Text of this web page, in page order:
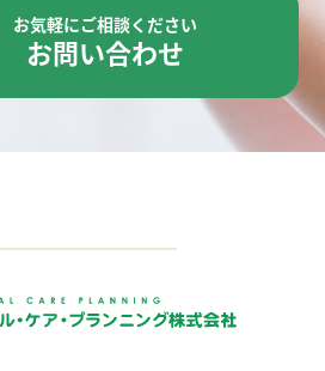
お気軽にご相談ください
お問い合わせ